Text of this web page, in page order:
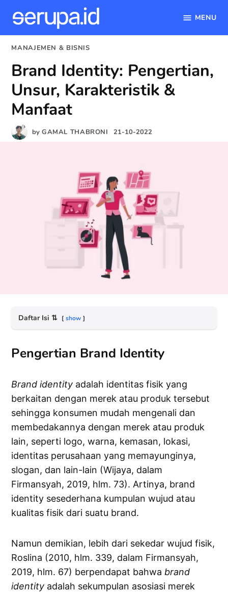
content
MENU
POSTED
MANAJEMEN & BISNIS
Brand Identity: Pengertian,
Unsur, Karakteristik &
Manfaat
by GAMAL THABRONI 21-10-2022
Daftar Isi ⇅ show
Pengertian Brand Identity
Brand identity adalah identitas fisik yang
berkaitan dengan merek atau produk tersebut
sehingga konsumen mudah mengenali dan
membedakannya dengan merek atau produk
lain, seperti logo, warna, kemasan, lokasi,
identitas perusahaan yang memayunginya,
slogan, dan lain-lain (Wijaya, dalam
Firmansyah, 2019, hlm. 73). Artinya, brand
identity sesederhana kumpulan wujud atau
kualitas fisik dari suatu brand.
Namun demikian, lebih dari sekedar wujud fisik,
Roslina (2010, hlm. 339, dalam Firmansyah,
2019, hlm. 67) berpendapat bahwa brand
identity adalah sekumpulan asosiasi merek